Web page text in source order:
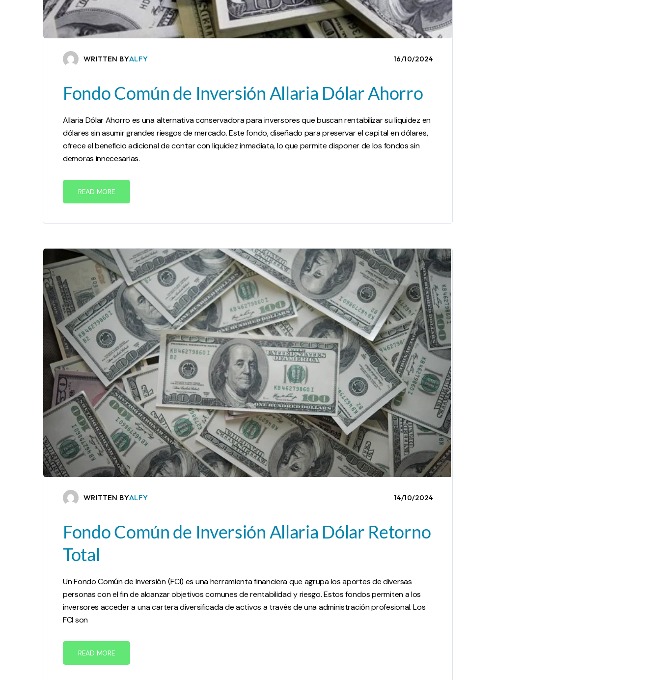
WRITTEN BYALFY 16/10/2024
Fondo Común de Inversión Allaria Dólar Ahorro
Allaria Dólar Ahorro es una alternativa conservadora para inversores que buscan rentabilizar su liquidez en
dólares sin asumir grandes riesgos de mercado. Este fondo, diseñado para preservar el capital en dólares,
ofrece el beneficio adicional de contar con liquidez inmediata, lo que permite disponer de los fondos sin
demoras innecesarias.
READ MORE
WRITTEN BYALFY 14/10/2024
Fondo Común de Inversión Allaria Dólar Retorno
Total
Un Fondo Común de Inversión (FCI) es una herramienta financiera que agrupa los aportes de diversas
personas con el fin de alcanzar objetivos comunes de rentabilidad y riesgo. Estos fondos permiten a los
inversores acceder a una cartera diversificada de activos a través de una administración profesional. Los
FCI son
READ MORE